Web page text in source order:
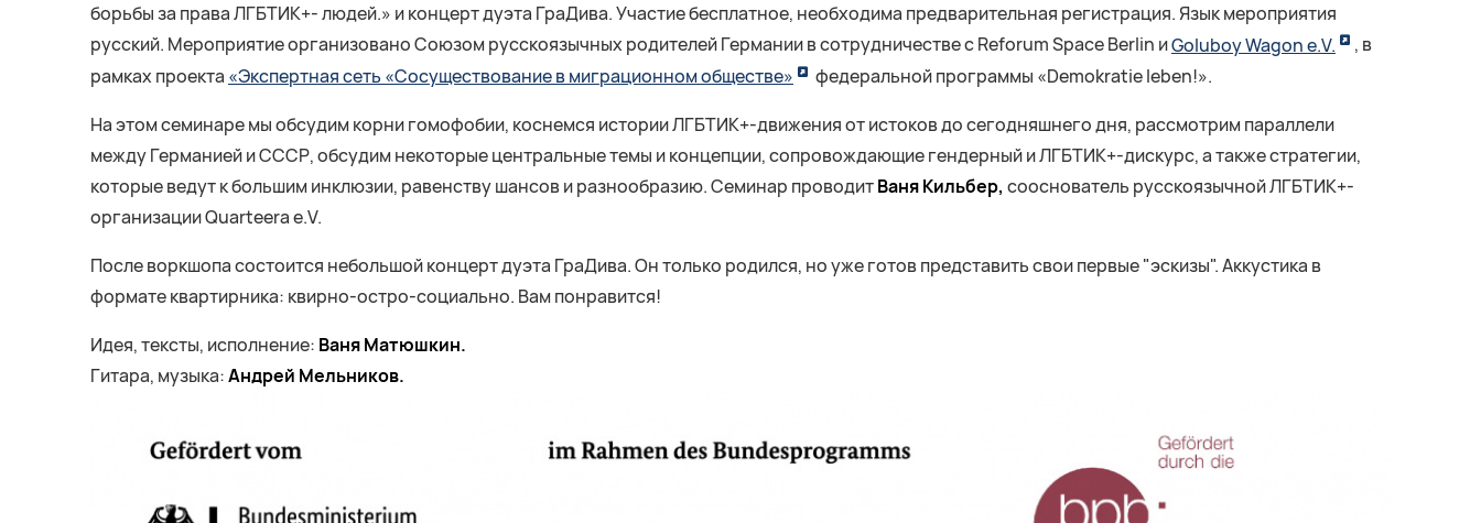
борьбы за права ЛГБТИК+- людей.» и концерт дуэта ГраДива. Участие бесплатное, необходима предварительная регистрация. Язык мероприятия
русский. Мероприятие организовано Союзом русскоязычных родителей Германии в сотрудничестве с Reforum Space Berlin иGoluboy Wagon e.V.
, в
рамках проекта «Экспертная сеть «Сосуществование в миграционном обществе» федеральной программы «Demokratie leben!».
На этом семинаре мы обсудим корни гомофобии, коснемся истории ЛГБТИК+-движения от истоков до сегодняшнего дня, рассмотрим параллели
между Германией и СССР, обсудим некоторые центральные темы и концепции, сопровождающие гендерный и ЛГБТИК+-дискурс, а также стратегии,
которые ведут к большим инклюзии, равенству шансов и разнообразию. Семинар проводитВаня Кильбер, сооснователь русскоязычной ЛГБТИК+-
организации Quarteera e.V.
После воркшопа состоится небольшой концерт дуэта ГраДива. Он только родился, но уже готов представить свои первые "эскизы". Аккустика в
формате квартирника: квирно-остро-социально. Вам понравится!
Идея, тексты, исполнение: Ваня Матюшкин.
Гитара, музыка:Андрей Мельников.